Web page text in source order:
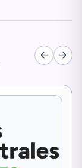
arrow_back arrow_forward